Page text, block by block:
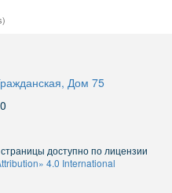
Дом 75
доступно по лицензии
4.0 International